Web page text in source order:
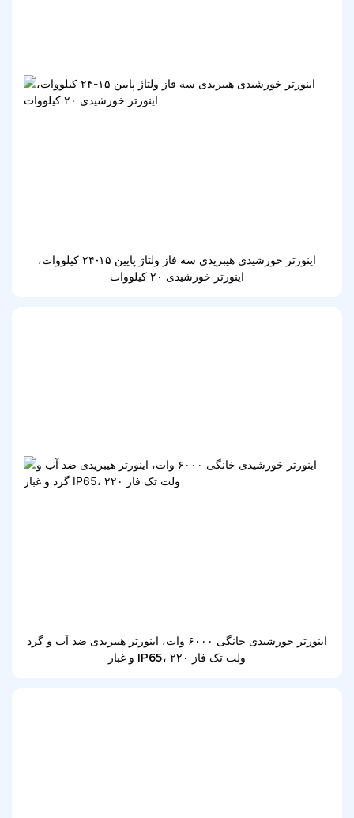
اینورتر خورشیدی هیبریدی سه فاز ولتاژ پایین ۱۵-۲۴ کیلووات،
اینورتر خورشیدی ۲۰ کیلووات
اینورتر خورشیدی خانگی ۶۰۰۰ وات، اینورتر هیبریدی ضد آب و گرد
و غبار IP65، ۲۲۰ ولت تک فاز